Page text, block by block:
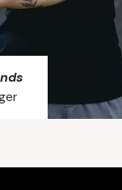
1 ondersteunt
wedstrijden met
begeleiding.
die ervoor zorgt